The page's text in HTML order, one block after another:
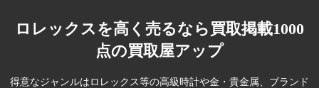
ロレックスを高く売るなら買取掲載1000
点の買取屋アップ
得意なジャンルはロレックス等の高級時計や金・貴金属、ブランド